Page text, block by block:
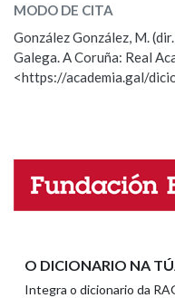
ESCOLLE UNHA
Observación
Propoño mellorar a
Nome
MODO DE CITA
González González, M.
Galega. A Coruña: Real
<https://academia.gal/
O DICIONARIO NA
Integra o dicionario da